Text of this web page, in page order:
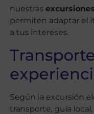
nuestras
permiten adaptar el
a tus intereses.
Según la excursión
transporte, guía